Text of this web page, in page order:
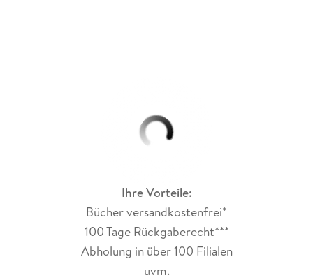
Ihre Vorteile:
Bücher versandkostenfrei*
100 Tage Rückgaberecht***
Abholung in über 100 Filialen
uvm.